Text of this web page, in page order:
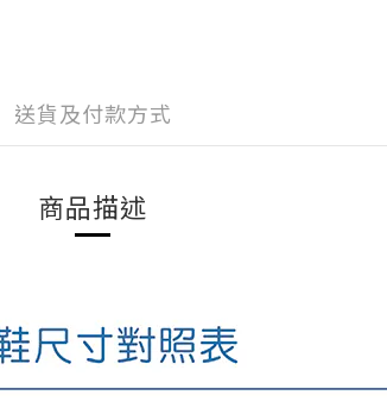
送貨及付款方式
商品描述